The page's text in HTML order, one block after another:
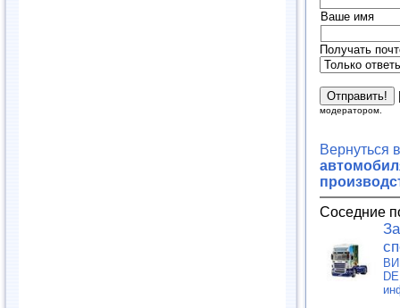
Ваше имя
Получать
модератором.
Вернуться
Соседние